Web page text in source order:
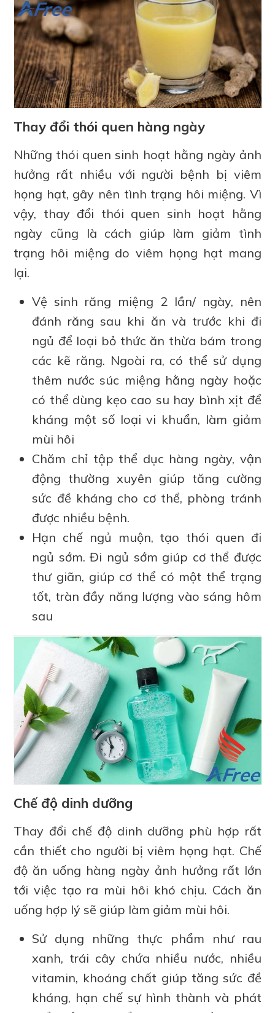
Thay đổi thói quen hàng ngày
Những thói quen sinh hoạt hằng ngày ảnh
hưởng rất nhiều với người bệnh bị viêm
họng hạt, gây nên tình trạng hôi miệng. Vì
vậy, thay đổi thói quen sinh hoạt hằng
ngày cũng là cách giúp làm giảm tình
trạng hôi miệng do viêm họng hạt mang
lại.
Vệ sinh răng miệng 2 lần/ ngày, nên
đánh răng sau khi ăn và trước khi đi
ngủ để loại bỏ thức ăn thừa bám trong
các kẽ răng. Ngoài ra, có thể sử dụng
thêm nước súc miệng hằng ngày hoặc
có thể dùng kẹo cao su hay bình xịt để
kháng một số loại vi khuẩn, làm giảm
mùi hôi
Chăm chỉ tập thể dục hàng ngày, vận
động thường xuyên giúp tăng cường
sức đề kháng cho cơ thể, phòng tránh
được nhiều bệnh.
Hạn chế ngủ muộn, tạo thói quen đi
ngủ sớm. Đi ngủ sớm giúp cơ thể được
thư giãn, giúp cơ thể có một thể trạng
tốt, tràn đầy năng lượng vào sáng hôm
sau
Chế độ dinh dưỡng
Thay đổi chế độ dinh dưỡng phù hợp rất
cần thiết cho người bị viêm họng hạt. Chế
độ ăn uống hàng ngày ảnh hưởng rất lớn
tới việc tạo ra mùi hôi khó chịu. Cách ăn
uống hợp lý sẽ giúp làm giảm mùi hôi.
Sử dụng những thực phẩm như rau
xanh, trái cây chứa nhiều nước, nhiều
vitamin, khoáng chất giúp tăng sức đề
kháng, hạn chế sự hình thành và phát